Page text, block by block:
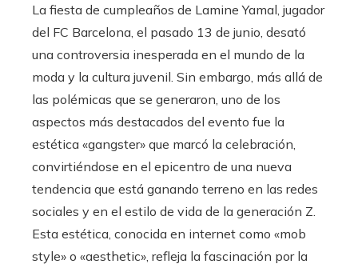
La fiesta de cumpleaños de Lamine Yamal, jugador
del FC Barcelona, el pasado 13 de junio, desató
una controversia inesperada en el mundo de la
moda y la cultura juvenil. Sin embargo, más allá de
las polémicas que se generaron, uno de los
aspectos más destacados del evento fue la
estética «gangster» que marcó la celebración,
convirtiéndose en el epicentro de una nueva
tendencia que está ganando terreno en las redes
sociales y en el estilo de vida de la generación Z.
Esta estética, conocida en internet como «mob
style» o «aesthetic», refleja la fascinación por la